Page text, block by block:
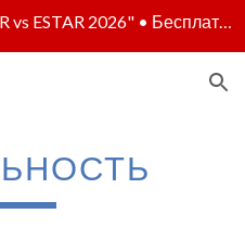
Премьера мастер-класса "SER vs ESTAR 2026" • Бесплатное участие - по регистрации • Полная программа - скоро